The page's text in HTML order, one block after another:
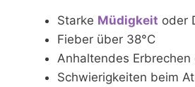
Starke Müdigkeit oder
Fieber über 38°C
Anhaltendes Erbrechen
Schwierigkeiten beim